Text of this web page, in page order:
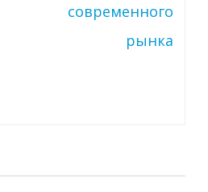
современного
рынка